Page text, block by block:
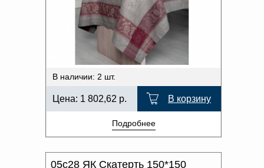
В наличии: 2 шт.
Цена: 1 802,62 р. В корзину
Подробнее
05с28 ЯК Скатерть 150*150